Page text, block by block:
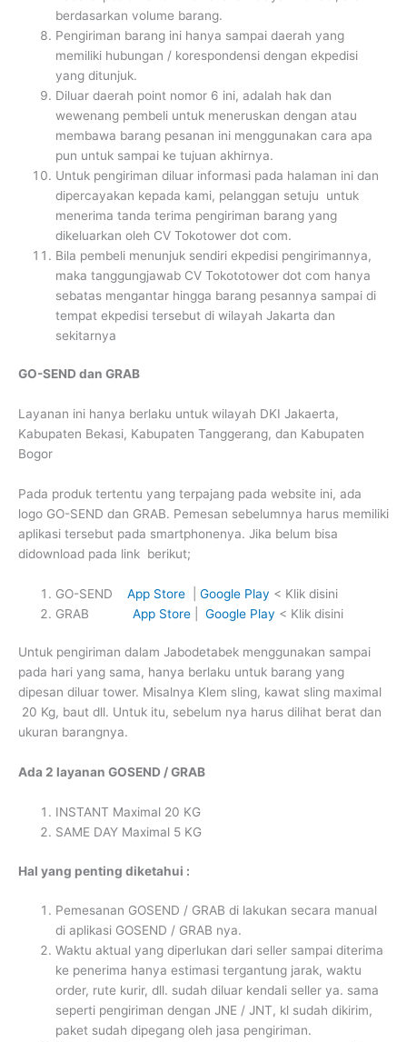
berdasarkan volume barang.
Pengiriman barang ini hanya sampai daerah yang
memiliki hubungan / korespondensi dengan ekpedisi
yang ditunjuk.
Diluar daerah point nomor 6 ini, adalah hak dan
wewenang pembeli untuk meneruskan dengan atau
membawa barang pesanan ini menggunakan cara apa
pun untuk sampai ke tujuan akhirnya.
Untuk pengiriman diluar informasi pada halaman ini dan
dipercayakan kepada kami, pelanggan setuju untuk
menerima tanda terima pengiriman barang yang
dikeluarkan oleh CV Tokotower dot com.
Bila pembeli menunjuk sendiri ekpedisi pengirimannya,
maka tanggungjawab CV Tokototower dot com hanya
sebatas mengantar hingga barang pesannya sampai di
tempat ekpedisi tersebut di wilayah Jakarta dan
sekitarnya
GO-SEND dan GRAB
Layanan ini hanya berlaku untuk wilayah DKI Jakaerta,
Kabupaten Bekasi, Kabupaten Tanggerang, dan Kabupaten
Bogor
Pada produk tertentu yang terpajang pada website ini, ada
logo GO-SEND dan GRAB. Pemesan sebelumnya harus memiliki
aplikasi tersebut pada smartphonenya. Jika belum bisa
didownload pada link berikut;
GO-SENDApp Store |Google Play < Klik disini
GRABApp Store |Google Play < Klik disini
Untuk pengiriman dalam Jabodetabek menggunakan sampai
pada hari yang sama, hanya berlaku untuk barang yang
dipesan diluar tower. Misalnya Klem sling, kawat sling maximal
20 Kg, baut dll. Untuk itu, sebelum nya harus dilihat berat dan
ukuran barangnya.
Ada 2 layanan GOSEND / GRAB
INSTANT Maximal 20 KG
SAME DAY Maximal 5 KG
Hal yang penting diketahui :
Pemesanan GOSEND / GRAB di lakukan secara manual
di aplikasi GOSEND / GRAB nya.
Waktu aktual yang diperlukan dari seller sampai diterima
ke penerima hanya estimasi tergantung jarak, waktu
order, rute kurir, dll. sudah diluar kendali seller ya. sama
seperti pengiriman dengan JNE / JNT, kl sudah dikirim,
paket sudah dipegang oleh jasa pengiriman.